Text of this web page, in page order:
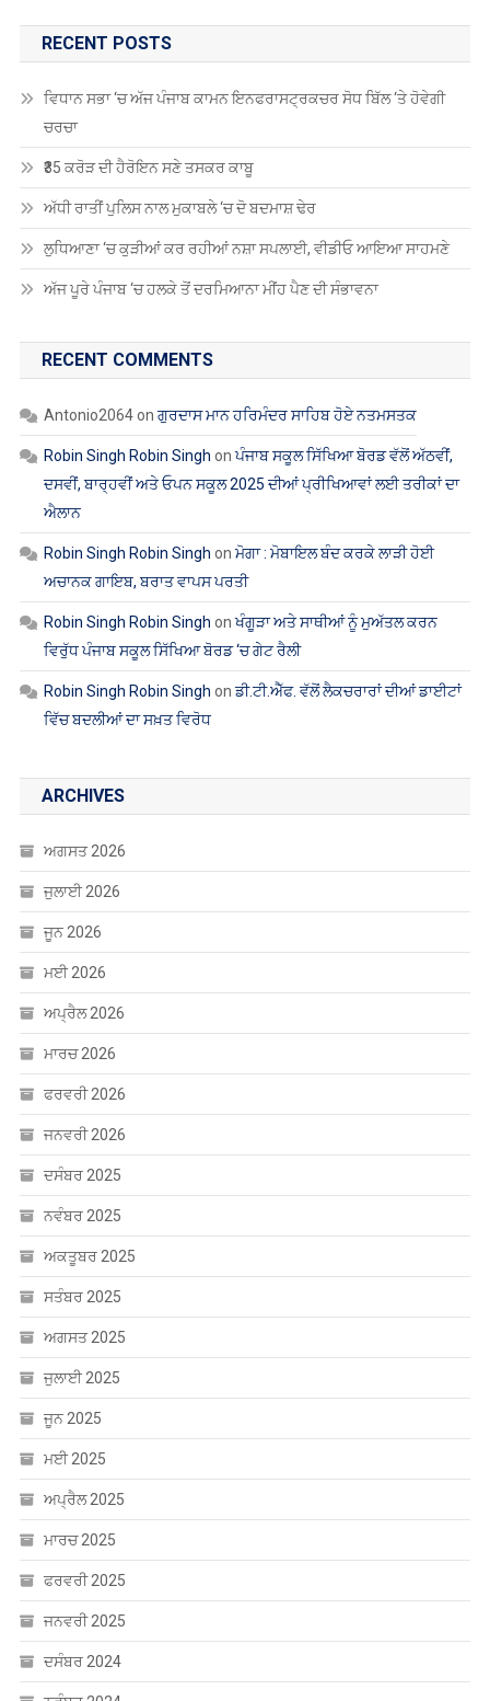
RECENT POSTS
ਵਿਧਾਨ ਸਭਾ ‘ਚ ਅੱਜ ਪੰਜਾਬ ਕਾਮਨ ਇਨਫਰਾਸਟ੍ਰਕਚਰ ਸੋਧ ਬਿੱਲ ‘ਤੇ ਹੋਵੇਗੀ
₹35 ਕਰੋੜ ਦੀ ਹੈਰੋਇਨ ਸਣੇ ਤਸਕਰ ਕਾਬੂ
ਅੱਧੀ ਰਾਤੀਂ ਪੁਲਿਸ ਨਾਲ ਮੁਕਾਬਲੇ ‘ਚ ਦੋ ਬਦਮਾਸ਼ ਢੇਰ
ਲੁਧਿਆਣਾ ‘ਚ ਕੁੜੀਆਂ ਕਰ ਰਹੀਆਂ ਨਸ਼ਾ ਸਪਲਾਈ, ਵੀਡੀਓ ਆਇਆ ਸਾਹਮਣੇ
ਅੱਜ ਪੂਰੇ ਪੰਜਾਬ ‘ਚ ਹਲਕੇ ਤੋਂ ਦਰਮਿਆਨਾ ਮੀਂਹ ਪੈਣ ਦੀ ਸੰਭਾਵਨਾ
RECENT COMMENTS
ਗੁਰਦਾਸ ਮਾਨ ਹਰਿਮੰਦਰ ਸਾਹਿਬ ਹੋਏ ਨਤਮਸਤਕ
ਪੰਜਾਬ ਸਕੂਲ ਸਿੱਖਿਆ ਬੋਰਡ ਵੱਲੋਂ ਅੱਠਵੀਂ,
ਦਸਵੀਂ, ਬਾਰ੍ਹਵੀਂ ਅਤੇ ਓਪਨ ਸਕੂਲ 2025 ਦੀਆਂ ਪ੍ਰੀਖਿਆਵਾਂ ਲਈ ਤਰੀਕਾਂ ਦਾ
ਐਲਾਨ
ਮੋਗਾ : ਮੋਬਾਇਲ ਬੰਦ ਕਰਕੇ ਲਾੜੀ ਹੋਈ
ਅਚਾਨਕ ਗਾਇਬ, ਬਰਾਤ ਵਾਪਸ ਪਰਤੀ
ਖੰਗੂੜਾ ਅਤੇ ਸਾਥੀਆਂ ਨੂੰ ਮੁਅੱਤਲ ਕਰਨ
ਵਿਰੁੱਧ ਪੰਜਾਬ ਸਕੂਲ ਸਿੱਖਿਆ ਬੋਰਡ ‘ਚ ਗੇਟ ਰੈਲੀ
ਡੀ.ਟੀ.ਐੱਫ. ਵੱਲੋਂ ਲੈਕਚਰਾਰਾਂ ਦੀਆਂ ਡਾਈਟਾਂ
ਵਿੱਚ ਬਦਲੀਆਂ ਦਾ ਸਖ਼ਤ ਵਿਰੋਧ
ARCHIVES
ਜੁਲਾਈ 2026
ਮਈ 2026
ਅਪ੍ਰੈਲ 2026
ਫਰਵਰੀ 2026
ਜਨਵਰੀ 2026
ਦਸੰਬਰ 2025
ਨਵੰਬਰ 2025
ਸਤੰਬਰ 2025
ਜੁਲਾਈ 2025
ਮਈ 2025
ਅਪ੍ਰੈਲ 2025
ਫਰਵਰੀ 2025
ਜਨਵਰੀ 2025
ਦਸੰਬਰ 2024
ਨਵੰਬਰ 2024